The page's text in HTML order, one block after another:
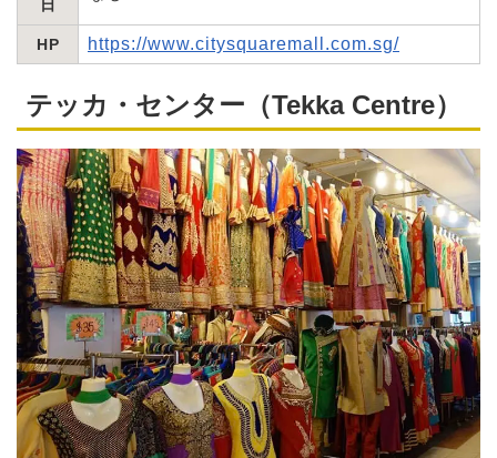
日
HP https://www.citysquaremall.com.sg/
テッカ・センター（Tekka Centre）